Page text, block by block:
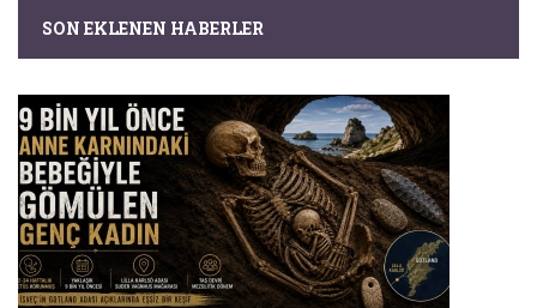
SON EKLENEN HABERLER